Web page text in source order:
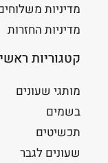
מדיניות משלוחים
מדיניות החזרות
קטגוריות ראשיות
מותגי שעונים
בשמים
תכשיטים
שעונים לגבר